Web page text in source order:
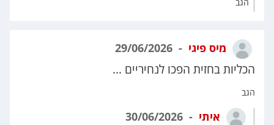
הגב
מיס פיגי
הכליות בחזית הפכו לנחיריים ...
הגב
איתי